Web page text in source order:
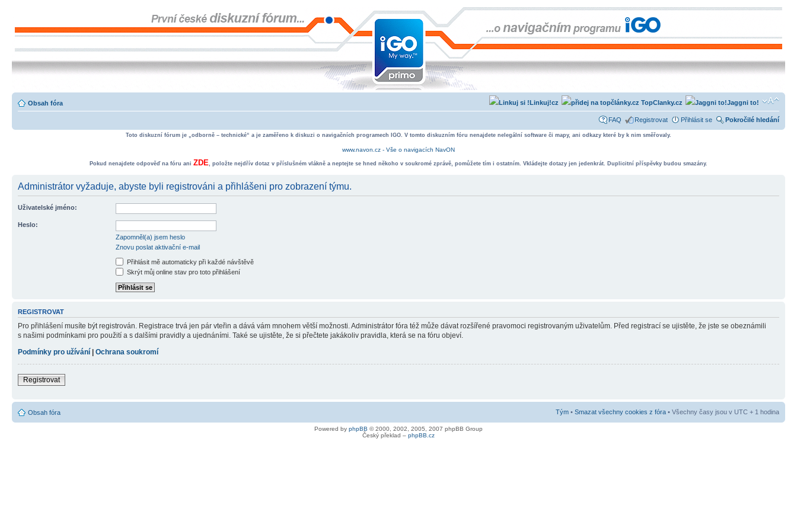
Obsah fóra Jaggni to!
TopClanky.cz
Linkuj!cz
FAQ Registrovat Přihlásit se Pokročilé hledání
Toto diskuzní fórum je „odborně – technické“ a je zaměřeno k diskuzi o navigačních programech IGO. V tomto diskuzním fóru nenajdete nelegální software či mapy, ani odkazy které by k nim směřovaly.
www.navon.cz - Vše o navigacích NavON
Pokud nenajdete odpověď na fóru ani ZDE, položte nejdřív dotaz v příslušném vlákně a neptejte se hned někoho v soukromé zprávě, pomůžete tím i ostatním. Vkládejte dotazy jen jedenkrát. Duplicitní příspěvky budou smazány.
Administrátor vyžaduje, abyste byli registrováni a přihlášeni pro zobrazení týmu.
Uživatelské jméno:
Heslo:
Zapomněl(a) jsem heslo
Znovu poslat aktivační e-mail
Přihlásit mě automaticky při každé návštěvě
Skrýt můj online stav pro toto přihlášení
REGISTROVAT
Pro přihlášení musíte být registrován. Registrace trvá jen pár vteřin a dává vám mnohem větší možnosti. Administrátor fóra též může dávat rozšířené pravomoci registrovaným uživatelům. Před registrací se ujistěte, že jste se obeznámili
s našimi podmínkami pro použití a s dalšími pravidly a ujednáními. Také se ujistěte, že si přečtete jakákoliv pravidla, která se na fóru objeví.
Podmínky pro užívání | Ochrana soukromí
Registrovat
Obsah fóra Tým • Smazat všechny cookies z fóra • Všechny časy jsou v UTC + 1 hodina
Powered by phpBB © 2000, 2002, 2005, 2007 phpBB Group
Český překlad – phpBB.cz